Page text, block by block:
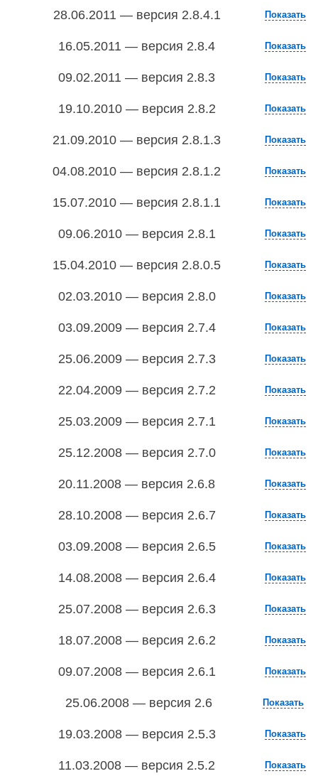
28.06.2011 — версия 2.8.4.1 Показать
16.05.2011 — версия 2.8.4 Показать
09.02.2011 — версия 2.8.3 Показать
19.10.2010 — версия 2.8.2 Показать
21.09.2010 — версия 2.8.1.3 Показать
04.08.2010 — версия 2.8.1.2 Показать
15.07.2010 — версия 2.8.1.1 Показать
09.06.2010 — версия 2.8.1 Показать
15.04.2010 — версия 2.8.0.5 Показать
02.03.2010 — версия 2.8.0 Показать
03.09.2009 — версия 2.7.4 Показать
25.06.2009 — версия 2.7.3 Показать
22.04.2009 — версия 2.7.2 Показать
25.03.2009 — версия 2.7.1 Показать
25.12.2008 — версия 2.7.0 Показать
20.11.2008 — версия 2.6.8 Показать
28.10.2008 — версия 2.6.7 Показать
03.09.2008 — версия 2.6.5 Показать
14.08.2008 — версия 2.6.4 Показать
25.07.2008 — версия 2.6.3 Показать
18.07.2008 — версия 2.6.2 Показать
09.07.2008 — версия 2.6.1 Показать
25.06.2008 — версия 2.6 Показать
19.03.2008 — версия 2.5.3 Показать
11.03.2008 — версия 2.5.2 Показать